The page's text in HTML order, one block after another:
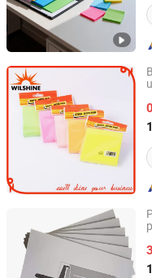
NINGBO WILSHINE
Zhejiang, China
Xiamen Qianyu
Fujian, China